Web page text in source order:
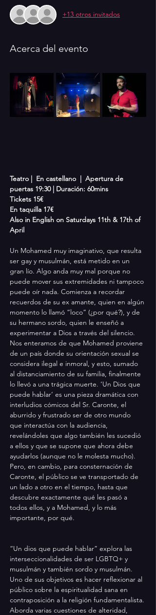
+13 otros invitados
Acerca del evento
Teatro |  En castellano  |  Apertura de
puertas 19:30 | Duración: 60mins
Tickets 15€
En taquilla 17€
Also in English on Saturdays 11th & 17th of
April
Un Mohamed muy imaginativo, que resulta
ser gay y musulmán, está metido en un
gran lío. Algo anda muy mal porque no
puede mover sus extremidades ni tampoco
puede oír nada. Comienza a recordar
recuerdos de su ex amante, quien en algún
momento lo llamó “loco” (¿por qué?), y de
su hermano sordo, quien le enseñó a
experimentar a Dios a través del silencio.
Nos enteramos de que Mohamed proviene
de un país donde su orientación sexual se
considera ilegal e inmoral, y esto, sumado
al distanciamiento de su familia, finalmente
lo llevó a una trágica muerte. ‘Un Dios que
puede hablar’ es una pieza dramática con
interludios cómicos del Sr. Caronte, el
aburrido y frustrado ser de otro mundo
que interactúa con la audiencia,
revelándoles que algo también les sucedió
a ellos y que se supone que ahora debe
ayudarlos (aunque no le molesta mucho).
Pero, en cambio, para consternación de
Caronte, el público se ve transportado de
un lado a otro en el tiempo, hasta que
descubre exactamente qué les pasó a
todos ellos, y a Mohamed, y lo más
importante, por qué.
“Un dios que puede hablar” explora las
interseccionalidades de ser LGBTQ+ y
musulmán y también sordo y musulmán.
Uno de sus objetivos es hacer reflexionar al
público sobre la espiritualidad sana en
contraposición a la religión fundamentalista.
Aborda varias cuestiones de alteridad,